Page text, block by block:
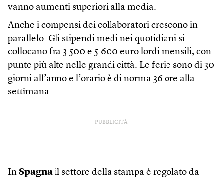
vanno aumenti superiori alla media.
Anche i compensi dei collaboratori crescono in
parallelo. Gli stipendi medi nei quotidiani si
collocano fra 3.500 e 5.600 euro lordi mensili, con
punte più alte nelle grandi città. Le ferie sono di 30
giorni all’anno e l’orario è di norma 36 ore alla
settimana.
PUBBLICITÀ
In Spagna il settore della stampa è regolato da